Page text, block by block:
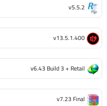
v5.5.2
v13.5.1.400
v6.43 Build 3 + Retail
v7.23 Final